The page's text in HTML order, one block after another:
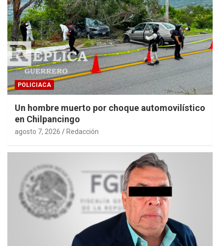
POLICIACA
Un hombre muerto por choque automovilístico
en Chilpancingo
agosto 7, 2026 Redacción